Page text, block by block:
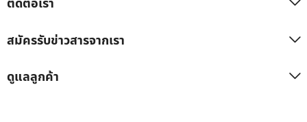
สมัครรับข่าวสารจากเรา
ดูแลลูกค้า